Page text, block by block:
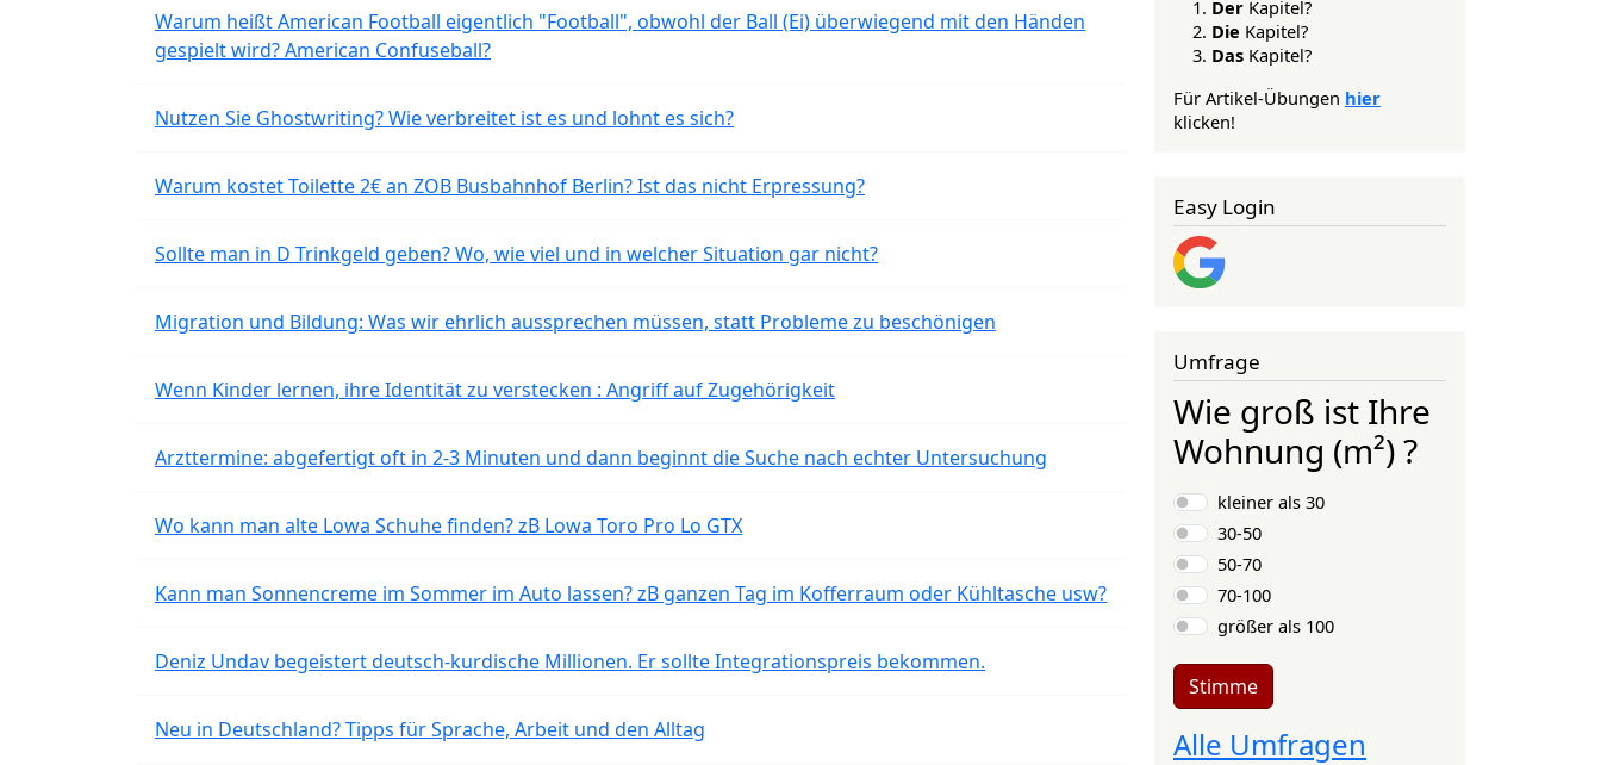
Warum heißt American Football eigentlich "Football", obwohl der Ball (Ei) überwiegend mit den Händen
gespielt wird? American Confuseball?
Nutzen Sie Ghostwriting? Wie verbreitet ist es und lohnt es sich?
Warum kostet Toilette 2€ an ZOB Busbahnhof Berlin? Ist das nicht Erpressung?
Sollte man in D Trinkgeld geben? Wo, wie viel und in welcher Situation gar nicht?
Migration und Bildung: Was wir ehrlich aussprechen müssen, statt Probleme zu beschönigen
Wenn Kinder lernen, ihre Identität zu verstecken : Angriff auf Zugehörigkeit
Arzttermine: abgefertigt oft in 2-3 Minuten und dann beginnt die Suche nach echter Untersuchung
Wo kann man alte Lowa Schuhe finden? zB Lowa Toro Pro Lo GTX
Kann man Sonnencreme im Sommer im Auto lassen? zB ganzen Tag im Kofferraum oder Kühltasche usw?
Deniz Undav begeistert deutsch-kurdische Millionen. Er sollte Integrationspreis bekommen.
Neu in Deutschland? Tipps für Sprache, Arbeit und den Alltag
Der Kapitel?
Die Kapitel?
Das Kapitel?
Für Artikel-Übungen hier
klicken!
Easy Login
Umfrage
Wie groß ist Ihre
Wohnung (m²) ?
Auswahlmöglichkeiten
kleiner als 30
30-50
50-70
70-100
größer als 100
Stimme
Alle Umfragen